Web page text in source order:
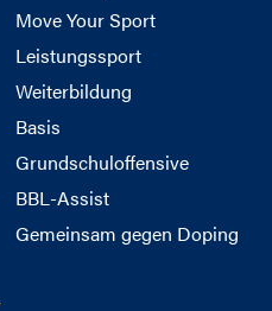
Move Your Sport
Leistungssport
Weiterbildung
Basis
Grundschuloffensive
BBL-Assist
Gemeinsam gegen Doping